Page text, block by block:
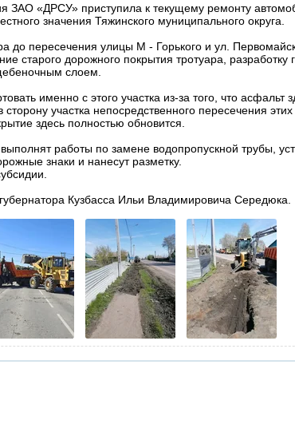
ЗАО «ДРСУ» приступила к текущему ремонту
значения Тяжинского муниципального округа.
до пересечения улицы М - Горького и ул.
старого дорожного покрытия тротуара, разработку
слоем.
именно с этого участка из-за того, что асфальт
сторону участка непосредственного пересечения этих
здесь полностью обновится.
работы по замене водопропускной трубы,
знаки и нанесут разметку.
Кузбасса Ильи Владимировича Середюка.